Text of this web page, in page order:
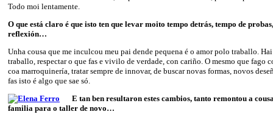
Todo moi lentamente.
O que está claro é que isto ten que levar moito tempo detrás, tempo de
reflexión…
Unha cousa que me inculcou meu pai dende pequena é o amor polo traballo.
traballo, respectar o que fas e vivilo de verdade, con cariño. O mesmo que fago
coa marroquinería, tratar sempre de innovar, de buscar novas formas, novos
fas isto é algo que sae só.
E tan ben resultaron estes cambios, tanto remontou a
familia para o taller de novo…